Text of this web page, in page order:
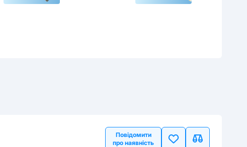
Повідомити
про наявність